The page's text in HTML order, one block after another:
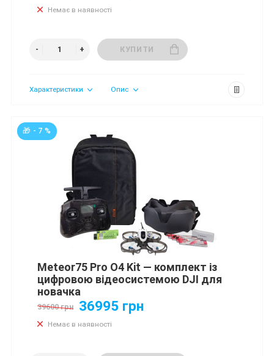
Немає в наявності
КУПИТИ
Характеристики Опис
🎁 - 7 %
Meteor75 Pro O4 Kit — комплект із
цифровою відеосистемою DJI для
новачка
39600 грн 36995 грн
Немає в наявності